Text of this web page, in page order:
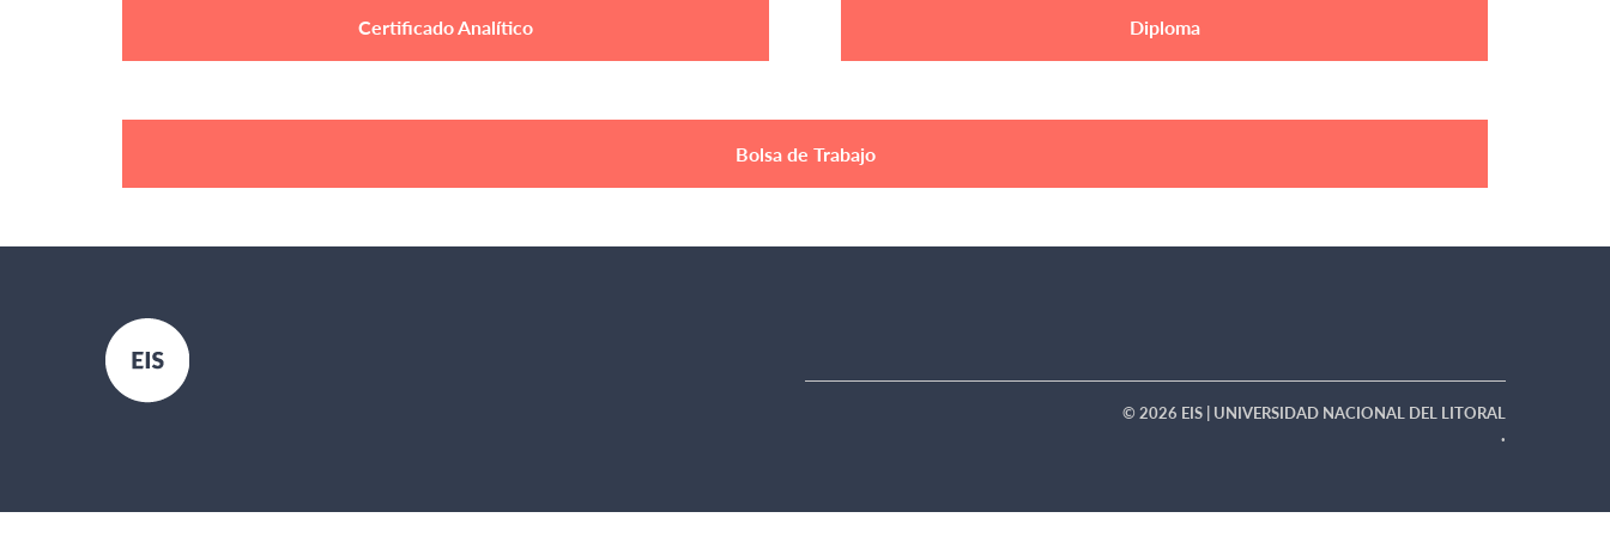
Certificado Analítico Diploma
Bolsa de Trabajo
© 2026 EIS | UNIVERSIDAD NACIONAL DEL LITORAL
·